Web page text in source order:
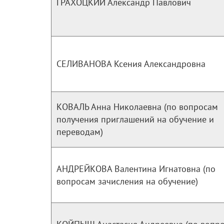
СЕЛИВАНОВА Ксения Александровна
КОВАЛЬ Анна Николаевна (по вопросам
получения приглашений на обучение и
переводам)
АНДРЕЙКОВА Валентина Игнатовна (по
вопросам зачисления на обучение)